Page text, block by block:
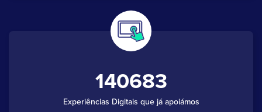
140683
Experiências Digitais que já apoiámos